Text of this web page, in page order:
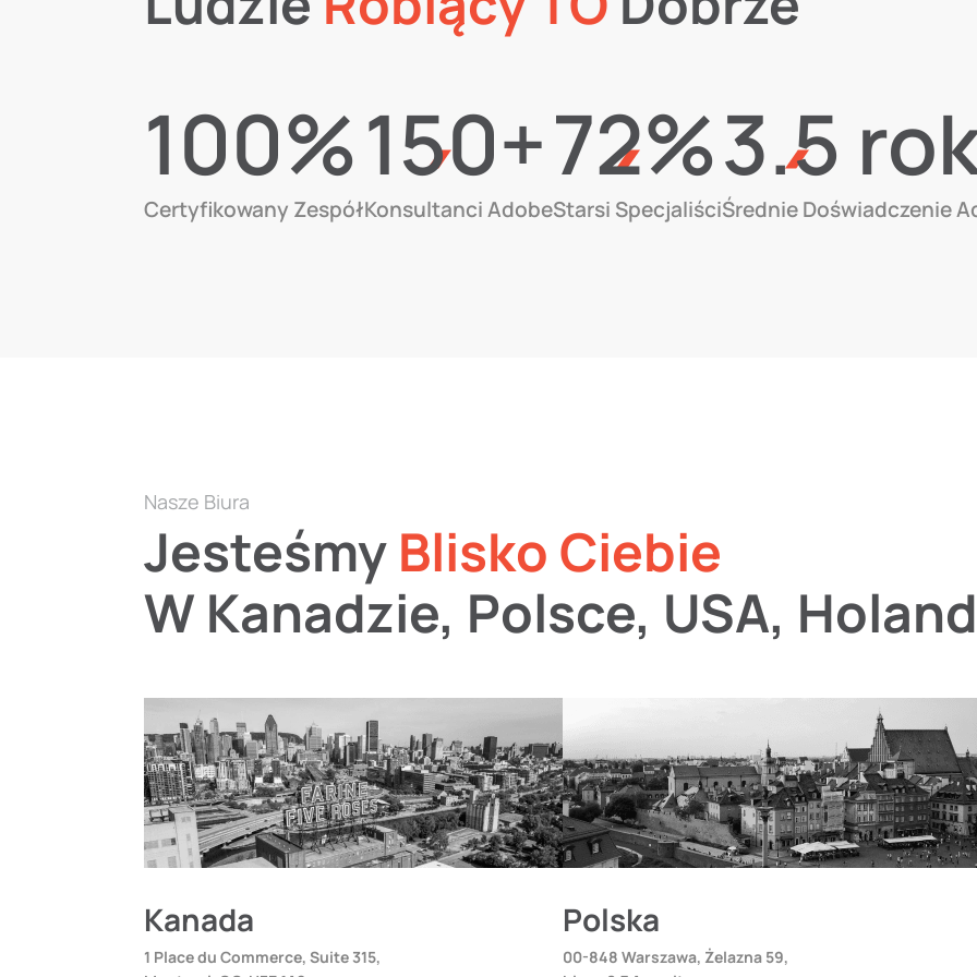
100%
Certyfikowany Zespół
150+
Konsultanci Adobe
72%
Starsi Specjaliści
3.5
Średnie Doświadczenie
Nasze Biura
Jesteśmy Blisko Ciebie
W Kanadzie, Polsce, USA,
Kanada
1 Place du Commerce, Suite 315,
Polska
00-848 Warszawa, Żelazna 59,